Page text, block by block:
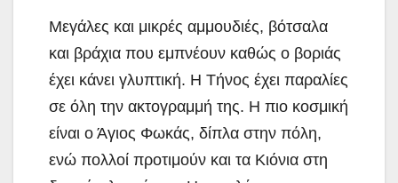
Mεγάλες και μικρές αμμουδιές, βότσαλα
και βράχια που εμπνέουν καθώς ο βοριάς
έχει κάνει γλυπτική. Η Τήνος έχει παραλίες
σε όλη την ακτογραμμή της. Η πιο κοσμική
είναι ο Άγιος Φωκάς, δίπλα στην πόλη,
ενώ πολλοί προτιμούν και τα Κιόνια στη